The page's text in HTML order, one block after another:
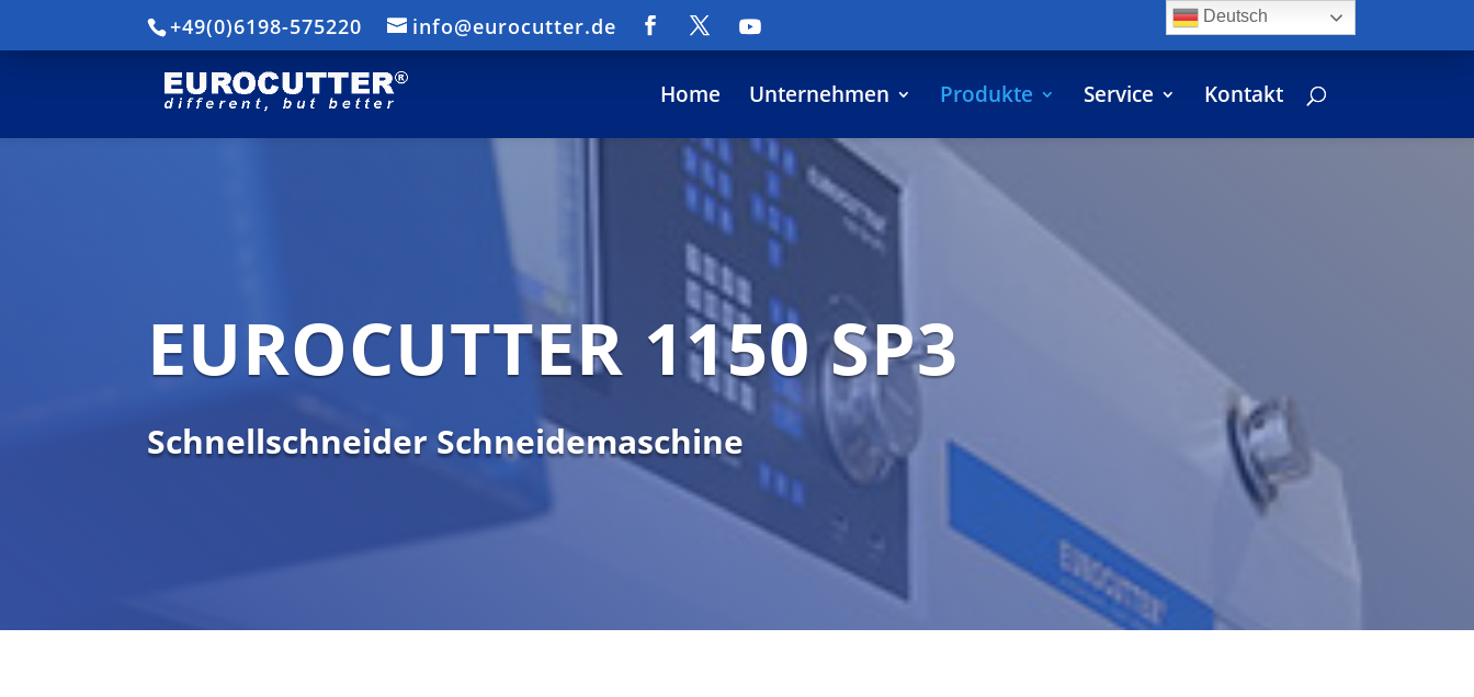
+49(0)6198-575220 info@eurocutter.de
Home Unternehmen Produkte Service Kontakt
EUROCUTTER 1150 SP3
Schnellschneider Schneidemaschine
Deutsch